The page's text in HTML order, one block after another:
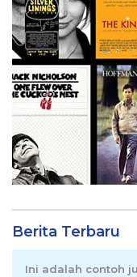
Berita Terbaru
Ini adalah contoh